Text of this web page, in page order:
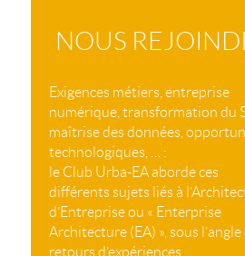
NOUS
Exigences métiers, entreprise
numérique, transformation du
maîtrise des données,
technologiques, … :
le Club Urba-EA aborde ces
différents sujets liés à
d’Entreprise ou « Enterprise
Architecture (EA) », sous l’angle
retours d’expériences.